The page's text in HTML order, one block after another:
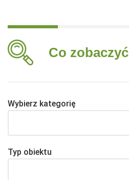
Co zobaczyć
Wybierz kategorię
Typ obiektu